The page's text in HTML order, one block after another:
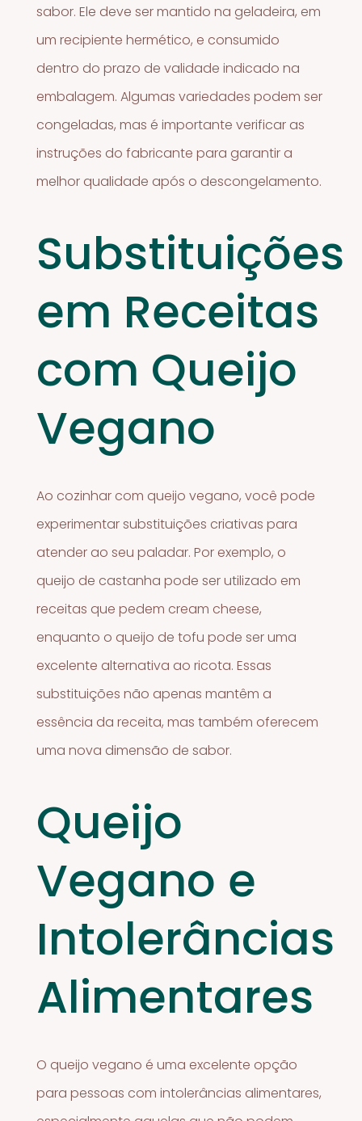
sabor. Ele deve ser mantido na geladeira, em
um recipiente hermético, e consumido
dentro do prazo de validade indicado na
embalagem. Algumas variedades podem ser
congeladas, mas é importante verificar as
instruções do fabricante para garantir a
melhor qualidade após o descongelamento.
Substituições
em Receitas
com Queijo
Vegano
Ao cozinhar com queijo vegano, você pode
experimentar substituições criativas para
atender ao seu paladar. Por exemplo, o
queijo de castanha pode ser utilizado em
receitas que pedem cream cheese,
enquanto o queijo de tofu pode ser uma
excelente alternativa ao ricota. Essas
substituições não apenas mantêm a
essência da receita, mas também oferecem
uma nova dimensão de sabor.
Queijo
Vegano e
Intolerâncias
Alimentares
O queijo vegano é uma excelente opção
para pessoas com intolerâncias alimentares,